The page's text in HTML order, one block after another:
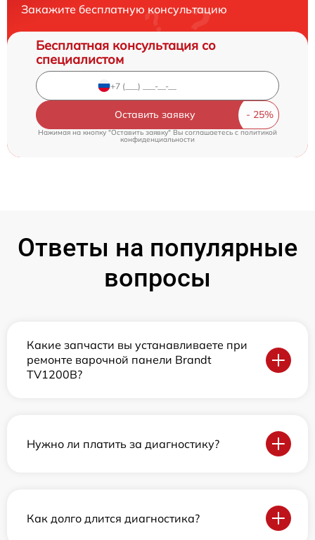
Закажите бесплатную консультацию
Бесплатная консультация со
специалистом
Оставить заявку
Нажимая на кнопку "Оставить заявку" Вы соглашаетесь c политикой
конфиденциальности
Ответы на популярные
вопросы
Какие запчасти вы устанавливаете при
ремонте варочной панели Brandt
TV1200B?
Нужно ли платить за диагностику?
Как долго длится диагностика?